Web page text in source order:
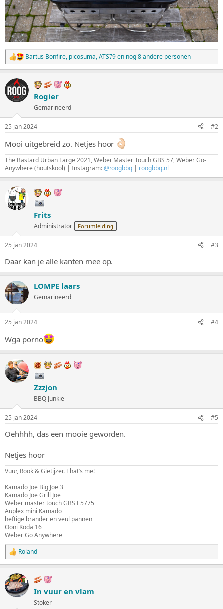
W
a
r
d
e
i
n
g
n
:
Bartus Bonfire, picosuma,ATS79en nog 8 andere personen
Rogier
Gemarineerd
25 jan 2024 #2
Mooi uitgebreid zo. Netjes hoor
The Bastard Urban Large 2021, Weber Master Touch GBS 57, Weber Go-
Anywhere (houtskool) | Instagram:@roogbbq | roogbbq.nl
Frits
Administrator Forumleiding
25 jan 2024 #3
Daar kan je alle kanten mee op.
LOMPE laars
Gemarineerd
25 jan 2024 #4
Wga porno
Zzzjon
BBQ Junkie
25 jan 2024 #5
Oehhhh, das een mooie geworden.
Netjes hoor
Vuur, Rook & Gietijzer. That’s me!
Kamado Joe Big Joe 3
Kamado Joe Grill Joe
Weber master touch GBS E5775
Auplex mini Kamado
heftige brander en veul pannen
Ooni Koda 16
Weber Go Anywhere
W
a
r
d
e
Roland
In vuur en vlam
Stoker